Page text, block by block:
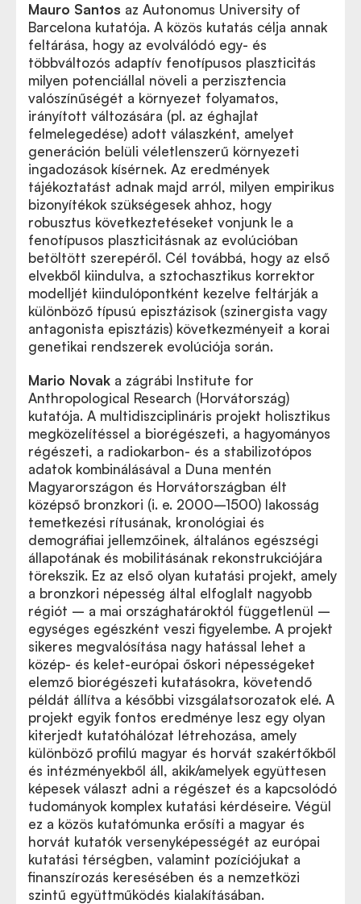
Mauro Santos az Autonomus University of
Barcelona kutatója. A közös kutatás célja annak
feltárása, hogy az evolválódó egy- és
többváltozós adaptív fenotípusos plaszticitás
milyen potenciállal növeli a perzisztencia
valószínűségét a környezet folyamatos,
irányított változására (pl. az éghajlat
felmelegedése) adott válaszként, amelyet
generáción belüli véletlenszerű környezeti
ingadozások kísérnek. Az eredmények
tájékoztatást adnak majd arról, milyen empirikus
bizonyítékok szükségesek ahhoz, hogy
robusztus következtetéseket vonjunk le a
fenotípusos plaszticitásnak az evolúcióban
betöltött szerepéről. Cél továbbá, hogy az első
elvekből kiindulva, a sztochasztikus korrektor
modelljét kiindulópontként kezelve feltárják a
különböző típusú episztázisok (szinergista vagy
antagonista episztázis) következményeit a korai
genetikai rendszerek evolúciója során.
Mario Novak a zágrábi Institute for
Anthropological Research (Horvátország)
kutatója. A multidiszciplináris projekt holisztikus
megközelítéssel a biorégészeti, a hagyományos
régészeti, a radiokarbon- és a stabilizotópos
adatok kombinálásával a Duna mentén
Magyarországon és Horvátországban élt
középső bronzkori (i. e. 2000–1500) lakosság
temetkezési rítusának, kronológiai és
demográfiai jellemzőinek, általános egészségi
állapotának és mobilitásának rekonstrukciójára
törekszik. Ez az első olyan kutatási projekt, amely
a bronzkori népesség által elfoglalt nagyobb
régiót – a mai országhatároktól függetlenül –
egységes egészként veszi figyelembe. A projekt
sikeres megvalósítása nagy hatással lehet a
közép- és kelet-európai őskori népességeket
elemző biorégészeti kutatásokra, követendő
példát állítva a későbbi vizsgálatsorozatok elé. A
projekt egyik fontos eredménye lesz egy olyan
kiterjedt kutatóhálózat létrehozása, amely
különböző profilú magyar és horvát szakértőkből
és intézményekből áll, akik/amelyek együttesen
képesek választ adni a régészet és a kapcsolódó
tudományok komplex kutatási kérdéseire. Végül
ez a közös kutatómunka erősíti a magyar és
horvát kutatók versenyképességét az európai
kutatási térségben, valamint pozíciójukat a
finanszírozás keresésében és a nemzetközi
szintű együttműködés kialakításában.